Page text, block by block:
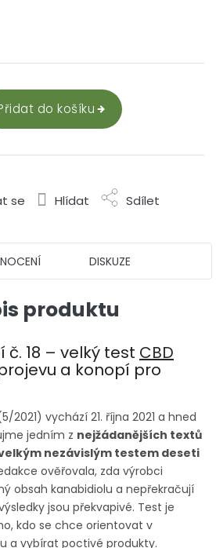
do košíku
se Hlídat Sdílet
DISKUZE
produktu
18 – velký test CBD
a konopí pro
2021) vychází 21. října 2021 a hned
jedním z nejžádanějších textů
nezávislým testem deseti
ověřovala, zda výrobci
obsah kanabidiolu a nepřekračují
jsou překvapivé. Test je
kdo se chce orientovat v
a vybírat poctivé produkty.